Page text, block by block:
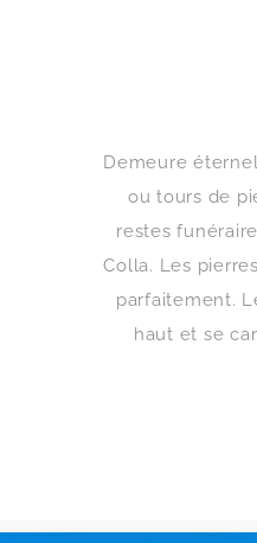
Demeure
ou tours de
restes
Colla. Les
parfaitement.
haut et se